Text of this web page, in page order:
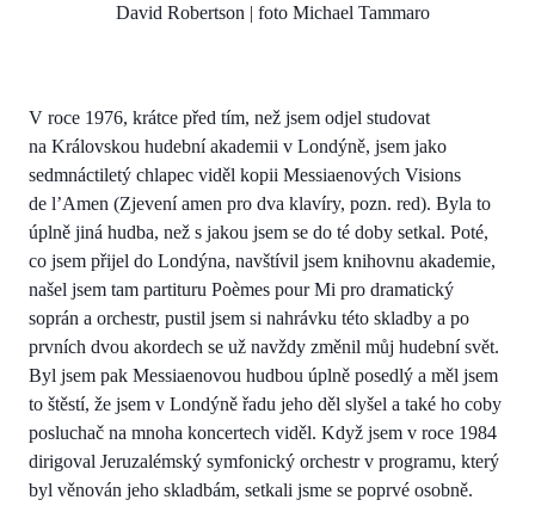
David Robertson | foto Michael Tammaro
V roce 1976, krátce před tím, než jsem odjel studovat
na Královskou hudební akademii v Londýně, jsem jako
sedmnáctiletý chlapec viděl kopii Messiaenových Visions
de l’Amen (Zjevení amen pro dva klavíry, pozn. red). Byla to
úplně jiná hudba, než s jakou jsem se do té doby setkal. Poté,
co jsem přijel do Londýna, navštívil jsem knihovnu akademie,
našel jsem tam partituru Poèmes pour Mi pro dramatický
soprán a orchestr, pustil jsem si nahrávku této skladby a po
prvních dvou akordech se už navždy změnil můj hudební svět.
Byl jsem pak Messiaenovou hudbou úplně posedlý a měl jsem
to štěstí, že jsem v Londýně řadu jeho děl slyšel a také ho coby
posluchač na mnoha koncertech viděl. Když jsem v roce 1984
dirigoval Jeruzalémský symfonický orchestr v programu, který
byl věnován jeho skladbám, setkali jsme se poprvé osobně.